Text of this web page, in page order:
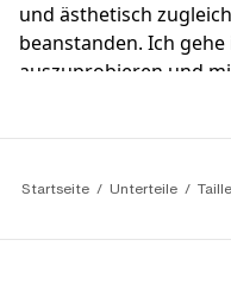
und ästhetisch
beanstanden. Ich
auszuprobieren und
Der Halt ist sehr gut
Startseite Unterteile